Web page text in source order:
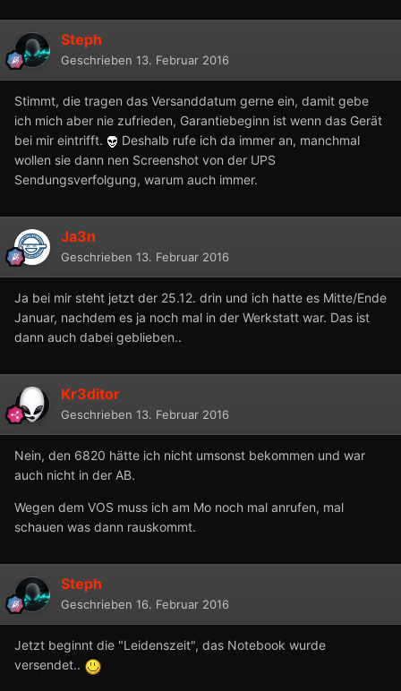
Steph
Geschrieben 13. Februar 2016
Stimmt, die tragen das Versanddatum gerne ein, damit gebe
ich mich aber nie zufrieden, Garantiebeginn ist wenn das Gerät
bei mir eintrifft.
Deshalb rufe ich da immer an, manchmal
wollen sie dann nen Screenshot von der UPS
Sendungsverfolgung, warum auch immer.
Ja3n
Geschrieben 13. Februar 2016
Ja bei mir steht jetzt der 25.12. drin und ich hatte es Mitte/Ende
Januar, nachdem es ja noch mal in der Werkstatt war. Das ist
dann auch dabei geblieben..
Kr3ditor
Geschrieben 13. Februar 2016
Nein, den 6820 hätte ich nicht umsonst bekommen und war
auch nicht in der AB.
Wegen dem VOS muss ich am Mo noch mal anrufen, mal
schauen was dann rauskommt.
Steph
Geschrieben 16. Februar 2016
Jetzt beginnt die "Leidenszeit", das Notebook wurde
versendet..